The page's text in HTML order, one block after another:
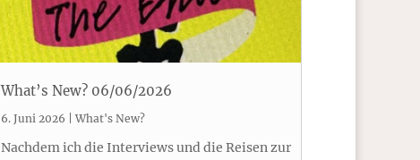
What’s New? 06/06/2026
6. Juni 2026 |What's New?
Nachdem ich die Interviews und die Reisen zur